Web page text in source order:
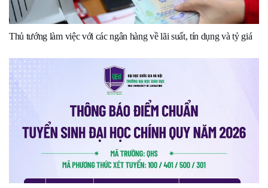
Thủ tướng làm việc với các ngân hàng về lãi suất, tín dụng và tỷ giá